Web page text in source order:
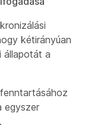
kétirányúan
állapotát a
egyszer